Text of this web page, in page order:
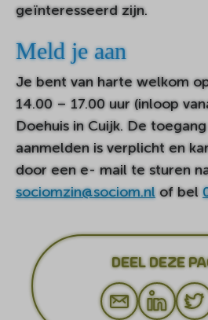
geïnteresseerd zijn.
Meld je aan
Je bent van harte welkom
14.00 – 17.00 uur (inloop
Doehuis in Cuijk. De
aanmelden is verplicht en
door een e- mail te sturen
sociomzin@sociom.nlof bel
DEEL DEZE